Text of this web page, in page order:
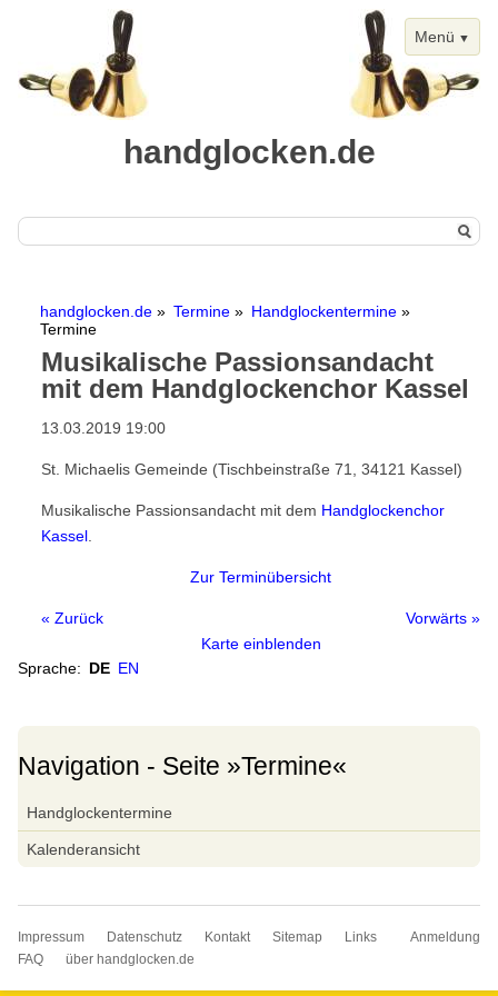
Menü
handglocken.de
Handglocken
Chimes
Termine
Handglockentermine
Kalenderansicht
Handglockenchöre
Nordamerika
Afrika
Handglocken-Institutionen
Internationale Handglocken Symposia
Glossar
Wörterbuch
handglocken.de Termine
Handglockentermine
Termine
Musikalische Passionsandacht
mit dem Handglockenchor Kassel
13.03.2019 19:00
St. Michaelis Gemeinde (Tischbeinstraße 71, 34121 Kassel)
Musikalische Passionsandacht mit dem Handglockenchor
Kassel.
Zur Terminübersicht
« Zurück
Vorwärts »
Karte einblenden
Sprache: DE EN
Navigation - Seite »Termine«
überspringen
Handglockentermine
Kalenderansicht
Anmeldung
Navigation
überspringen
Impressum Datenschutz Kontakt Sitemap
Links
FAQ
über handglocken.de